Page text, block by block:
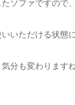
ソファですので、
いただける状態
分も変わりますね